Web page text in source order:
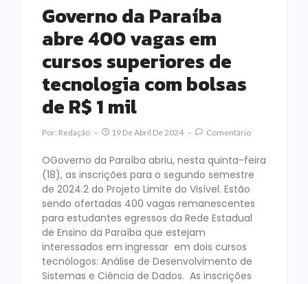
Governo da Paraíba
abre 400 vagas em
cursos superiores de
tecnologia com bolsas
de R$ 1 mil
Por: Redação 19 De Abril De 2024 Comentário
OGoverno da Paraíba abriu, nesta quinta-feira
(18), as inscrições para o segundo semestre
de 2024.2 do Projeto Limite do Visível. Estão
sendo ofertadas 400 vagas remanescentes
para estudantes egressos da Rede Estadual
de Ensino da Paraíba que estejam
interessados em ingressar em dois cursos
tecnólogos: Análise de Desenvolvimento de
Sistemas e Ciência de Dados. As inscrições